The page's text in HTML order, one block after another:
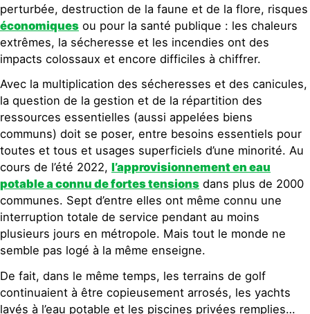
perturbée, destruction de la faune et de la flore, risques
économiques ou pour la santé publique : les chaleurs
extrêmes, la sécheresse et les incendies ont des
impacts colossaux et encore difficiles à chiffrer.
Avec la multiplication des sécheresses et des canicules,
la question de la gestion et de la répartition des
ressources essentielles (aussi appelées biens
communs) doit se poser, entre besoins essentiels pour
toutes et tous et usages superficiels d’une minorité. Au
cours de l’été 2022, l’approvisionnement en eau
potable a connu de fortes tensions dans plus de 2000
communes. Sept d’entre elles ont même connu une
interruption totale de service pendant au moins
plusieurs jours en métropole. Mais tout le monde ne
semble pas logé à la même enseigne.
De fait, dans le même temps, les terrains de golf
continuaient à être copieusement arrosés, les yachts
lavés à l’eau potable et les piscines privées remplies…